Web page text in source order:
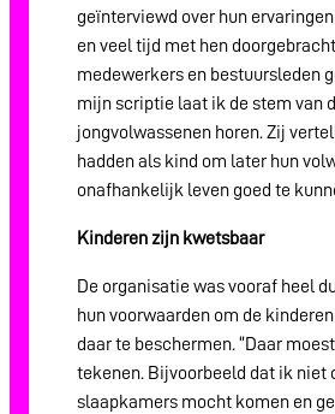
geïnterviewd over hun
en veel tijd met hen
medewerkers en bestuursleden
mijn scriptie laat ik de stem van
jongvolwassenen horen. Zij
hadden als kind om later hun
onafhankelijk leven goed te
Kinderen zijn kwetsbaar
De organisatie was vooraf heel
hun voorwaarden om de
daar te beschermen. “Daar
tekenen. Bijvoorbeeld dat ik niet
slaapkamers mocht komen en